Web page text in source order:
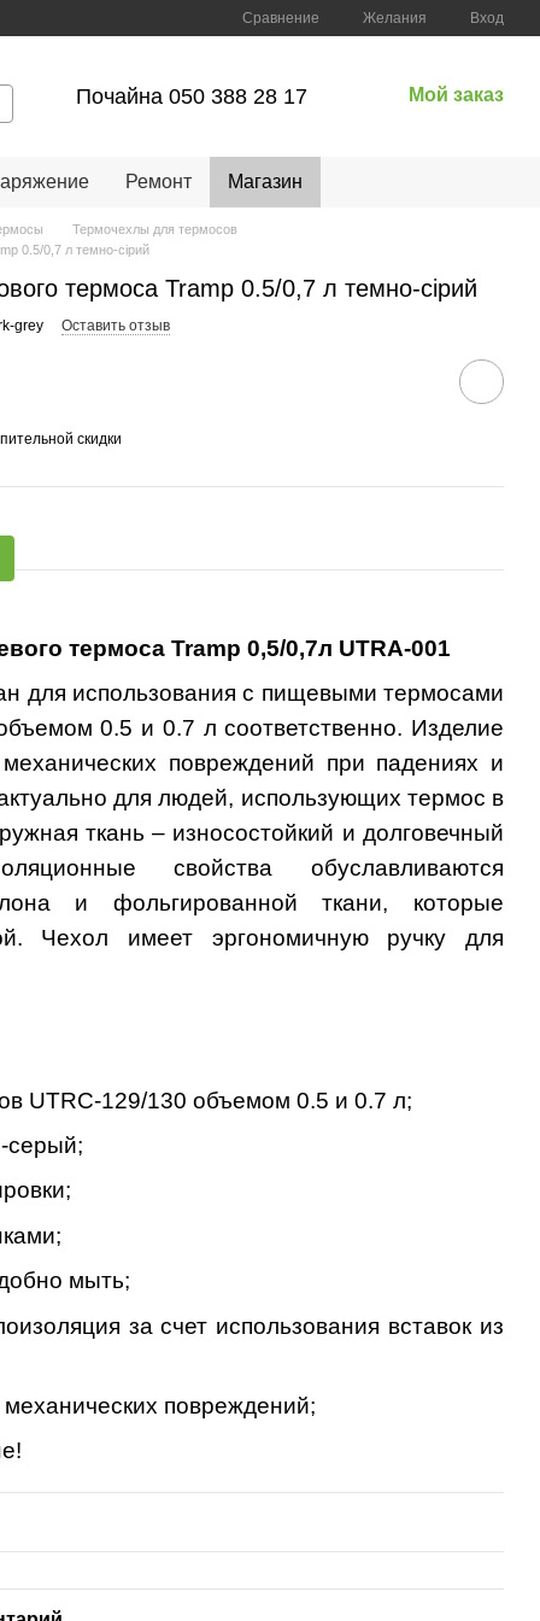
Сравнение Желания Вход
Почайна 050 388 28 17 Мой заказ
Ремонт Магазин
Термочехлы для термосов
0.5/0,7 л темно-сірий
термоса Tramp 0.5/0,7 л темно-сірий
grey Оставить отзыв
скидки
термоса Tramp 0,5/0,7л UTRA-001
для использования с пищевыми термосами
0.5 и 0.7 л соответственно. Изделие
повреждений при падениях и
для людей, использующих термос в
ткань – износостойкий и долговечный
свойства обуславливаются
и фольгированной ткани, которые
Чехол имеет эргономичную ручку для
UTRC-129/130 объемом 0.5 и 0.7 л;
серый;
мыть;
за счет использования вставок из
повреждений;